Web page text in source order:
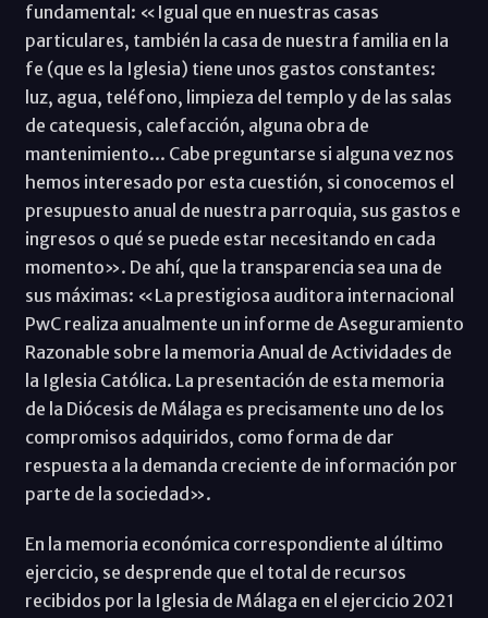
fundamental: «Igual que en nuestras casas
particulares, también la casa de nuestra familia en la
fe (que es la Iglesia) tiene unos gastos constantes:
luz, agua, teléfono, limpieza del templo y de las salas
de catequesis, calefacción, alguna obra de
mantenimiento... Cabe preguntarse si alguna vez nos
hemos interesado por esta cuestión, si conocemos el
presupuesto anual de nuestra parroquia, sus gastos e
ingresos o qué se puede estar necesitando en cada
momento». De ahí, que la transparencia sea una de
sus máximas: «La prestigiosa auditora internacional
PwC realiza anualmente un informe de Aseguramiento
Razonable sobre la memoria Anual de Actividades de
la Iglesia Católica. La presentación de esta memoria
de la Diócesis de Málaga es precisamente uno de los
compromisos adquiridos, como forma de dar
respuesta a la demanda creciente de información por
parte de la sociedad».
En la memoria económica correspondiente al último
ejercicio, se desprende que el total de recursos
recibidos por la Iglesia de Málaga en el ejercicio 2021